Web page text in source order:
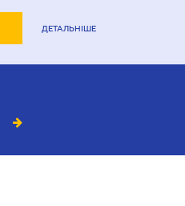
ДЕТАЛЬНІШЕ